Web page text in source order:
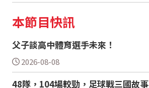
本節目快訊
父子談高中體育選手未來！
2026-08-08
48隊，104場較勁，足球戰三國故事